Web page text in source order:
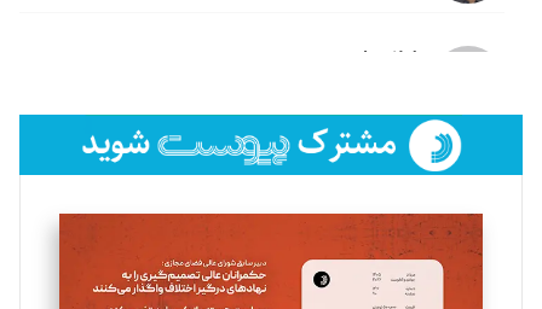
لیلا حنارود
فائزه فتحی رستمی
تحریریه
سروش کرمیان